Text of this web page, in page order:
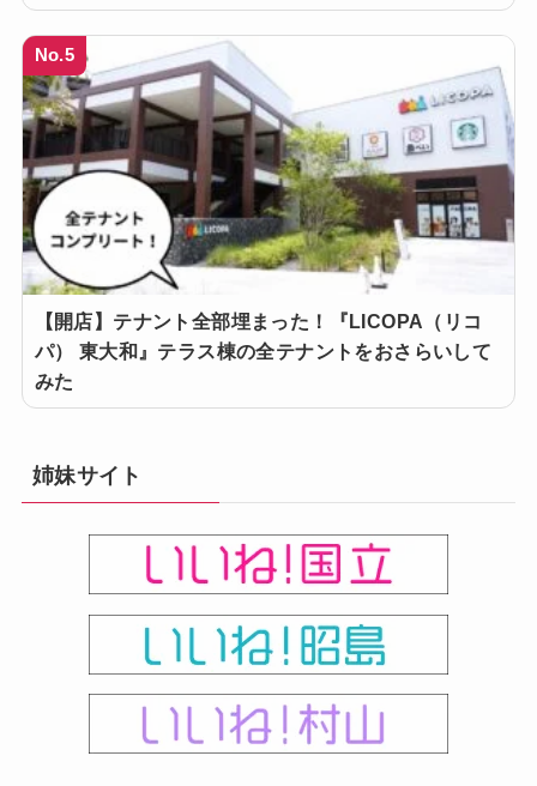
No.5
【開店】テナント全部埋まった！『LICOPA（リコ
パ） 東大和』テラス棟の全テナントをおさらいして
みた
姉妹サイト